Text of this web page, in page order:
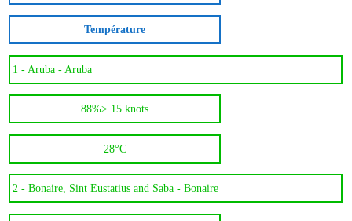
Température
1 - Aruba - Aruba
88%> 15 knots
28°C
2 -Bonaire, Sint Eustatius and Saba - Bonaire